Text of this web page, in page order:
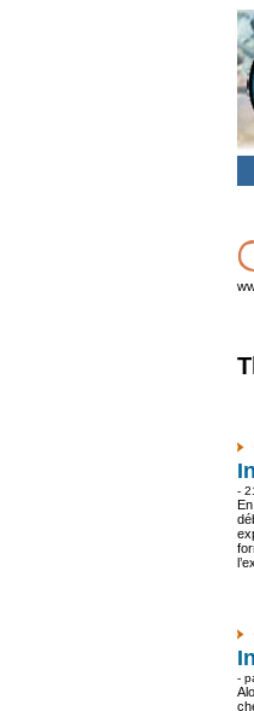
-
-